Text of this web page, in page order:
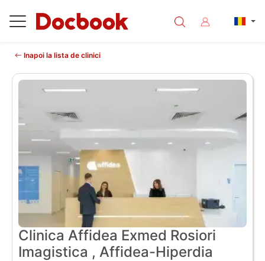
Inapoi la lista de clinici
Clinica Affidea Exmed Rosiori
Imagistica , Affidea-Hiperdia